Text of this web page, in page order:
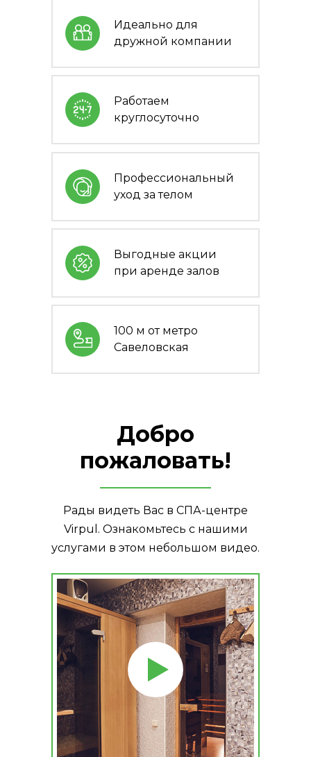
Идеально для
дружной компании
Работаем
круглосуточно
Профессиональный
уход за телом
Выгодные акции
при аренде залов
100 м от метро
Савеловская
Добро
пожаловать!
Рады видеть Вас в СПА-центре
Virpul. Ознакомьтесь с нашими
услугами в этом небольшом видео.